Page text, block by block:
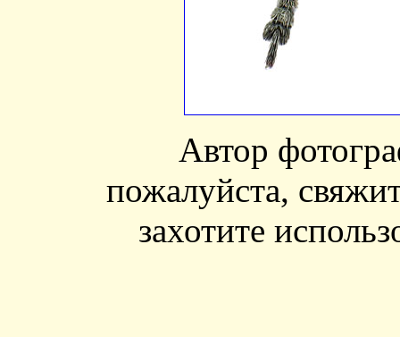
Автор
пожалуйста,
захотите